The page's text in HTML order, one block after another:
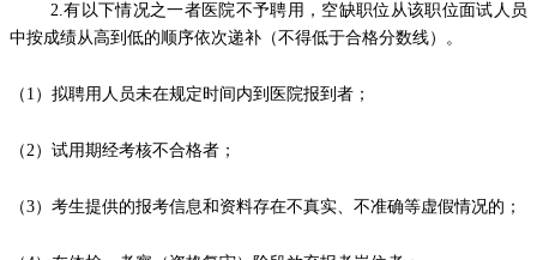
2.有以下情况之一者医院不予聘用，空缺职位从该职位面试人员
中按成绩从高到低的顺序依次递补（不得低于合格分数线）。
（1）拟聘用人员未在规定时间内到医院报到者；
（2）试用期经考核不合格者；
（3）考生提供的报考信息和资料存在不真实、不准确等虚假情况的；